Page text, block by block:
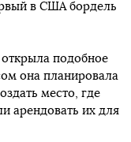
в США бордель
подобное
она планировала
место, где
арендовать их для